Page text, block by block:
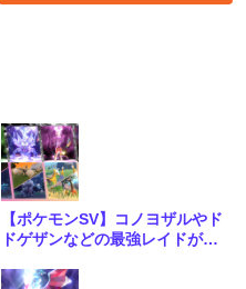
【ポケモンSV】コノヨザルやド
ドゲザンなどの最強レイドが4
生も